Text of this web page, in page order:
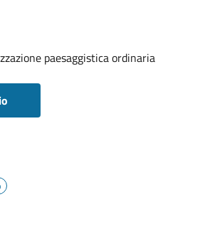
paesaggistica ordinaria